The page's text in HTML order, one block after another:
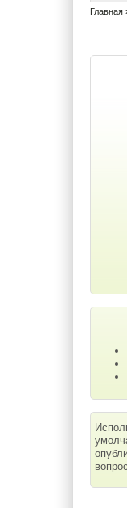
Главная